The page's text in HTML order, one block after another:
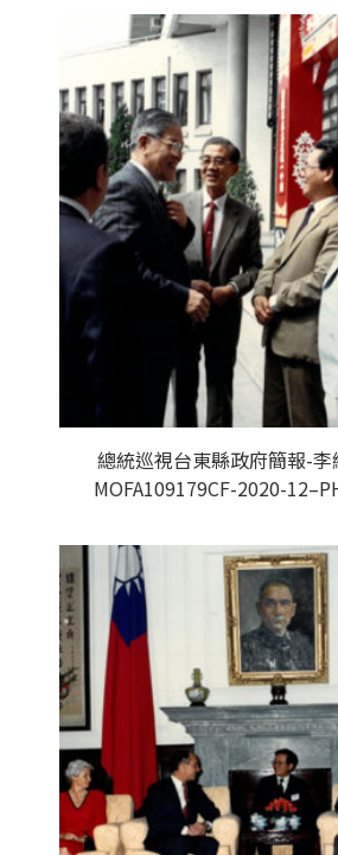
總統巡視台東縣政府簡報-
MOFA109179CF-2020-